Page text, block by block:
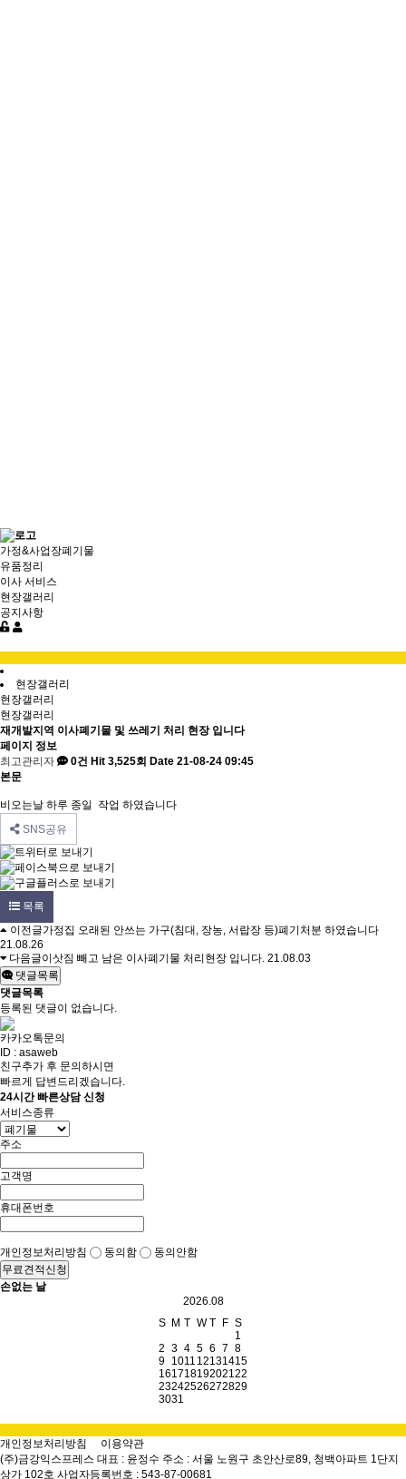
가정&사업장폐기물
유품정리
이사 서비스
현장갤러리
공지사항
현장갤러리
현장갤러리
현장갤러리
재개발지역 이사폐기물 및 쓰레기 처리 현장 입니다
페이지 정보
최고관리자
0건 Hit 3,525회 Date 21-08-24 09:45
본문
비오는날 하루 종일 작업 하였습니다
SNS공유
목록
이전글가정집 오래된 안쓰는 가구(침대, 장농, 서랍장 등)폐기처분 하였습니다
21.08.26
다음글이삿짐 빼고 남은 이사폐기물 처리현장 입니다. 21.08.03
댓글목록
댓글목록
등록된 댓글이 없습니다.
카카오톡문의
ID : asaweb
친구추가 후 문의하시면
빠르게 답변드리겠습니다.
24시간 빠른상담 신청
서비스종류
주소
고객명
휴대폰번호
개인정보처리방침 동의함
동의안함
무료견적신청
손없는 날
2026.08
S M T W T F S
1
2 3 4 5 6 7 8
9 1011 12131415
161718192021 22
23242526272829
3031
개인정보처리방침
이용약관
(주)금강익스프레스 대표 : 윤정수 주소 : 서울 노원구 초안산로89, 청백아파트 1단지
상가 102호 사업자등록번호 : 543-87-00681